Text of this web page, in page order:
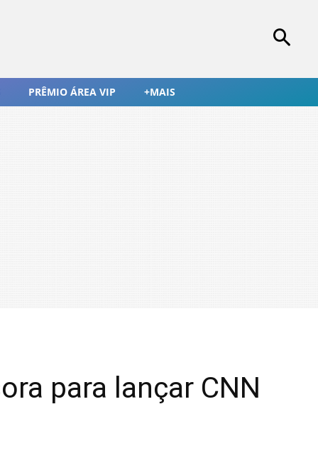
PRÊMIO ÁREA VIP +MAIS
para lançar CNN